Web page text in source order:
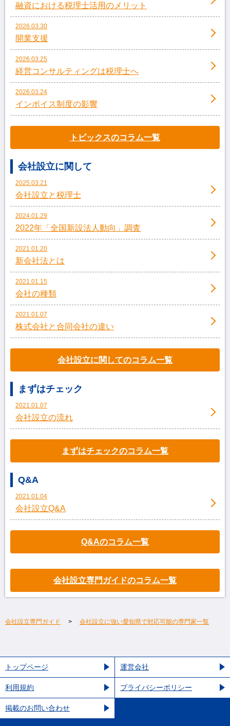
融資における税理士活用のメリット
2026.03.30
開業支援
2026.03.25
経営コンサルティングは税理士へ
2026.03.24
インボイス制度の影響
トピックスのコラム一覧
会社設立に関して
2025.03.21
会社設立と税理士
2024.01.29
2022年「全国新設法人動向」調査
2021.01.20
新会社法とは
2021.01.15
会社の種類
2021.01.07
株式会社と合同会社の違い
会社設立に関してのコラム一覧
まずはチェック
2021.01.07
会社設立の流れ
まずはチェックのコラム一覧
Q&A
2021.01.04
会社設立Q&A
Q&Aのコラム一覧
会社設立専門ガイドのコラム一覧
会社設立専門ガイド 会社設立に強い愛知県で対応可能の専門家一覧
トップページ 運営会社
利用規約 プライバシーポリシー
掲載のお問い合わせ